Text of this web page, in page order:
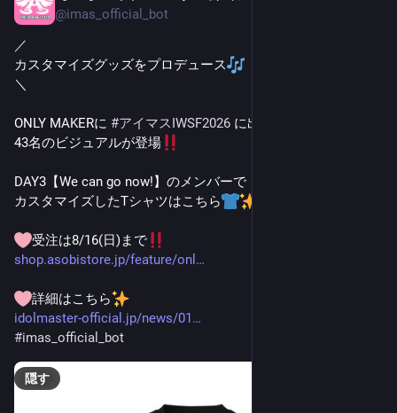
@imas_official_bot
／
カスタマイズグッズをプロデュース
＼
ONLY MAKERに #アイマスIWSF2026 に出演した
43名のビジュアルが登場
DAY3【We can go now!】のメンバーで
カスタマイズしたTシャツはこちら
受注は8/16(日)まで
shop.asobistore.jp/feature/onl
詳細はこちら
idolmaster-official.jp/news/01
#imas_official_bot
隠す